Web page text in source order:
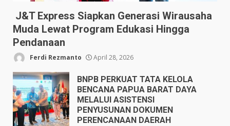
J&T Express Siapkan Generasi Wirausaha
Muda Lewat Program Edukasi Hingga
Pendanaan
Ferdi Rezmanto April 28, 2026
BNPB PERKUAT TATA KELOLA
BENCANA PAPUA BARAT DAYA
MELALUI ASISTENSI
PENYUSUNAN DOKUMEN
PERENCANAAN DAERAH